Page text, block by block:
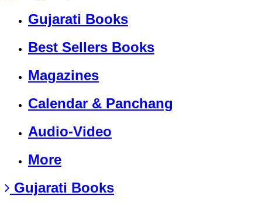
Gujarati Books
Best Sellers Books
Magazines
Calendar & Panchang
Audio-Video
More
Gujarati Books